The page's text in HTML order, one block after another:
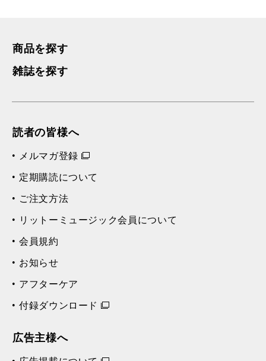
商品を探す
雑誌を探す
読者の皆様へ
メルマガ登録
定期購読について
ご注文方法
リットーミュージック会員について
会員規約
お知らせ
アフターケア
付録ダウンロード
広告主様へ